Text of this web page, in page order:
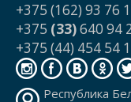
+375 (162) 93 76
+375 (33)640 94
+375 (44) 454 54
Республика